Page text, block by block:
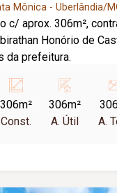
Mônica - Uberlândia/
c/ aprox. 306m²,
Honório de
da prefeitura.
306m²
Const.
306m²
A. Útil
A.